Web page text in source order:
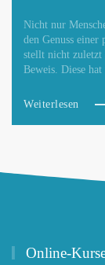
Nicht nur
den Genuss einer
stellt nicht zuletzt
Beweis. Diese
Weiterlesen
Online-